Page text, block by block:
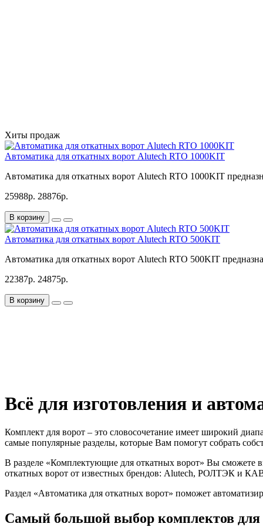
Хиты продаж
Автоматика для откатных ворот Alutech RTO 1000KIT
Автоматика для откатных ворот Alutech RTO 1000KIT
25988р. 28876р.
В корзину
Автоматика для откатных ворот Alutech RTO 500KIT
Автоматика для откатных ворот Alutech RTO 500KIT
22387р. 24875р.
В корзину
Всё для изготовления и
Комплект для ворот – это словосочетание имеет широкий
самые популярные разделы, которые Вам помогут собрать
В разделе «Комплектующие для откатных ворот» Вы сможете
откатных ворот от известных брендов: Alutech, РОЛТЭК и
Раздел «Автоматика для откатных ворот» поможет
Самый большой выбор комплектов для